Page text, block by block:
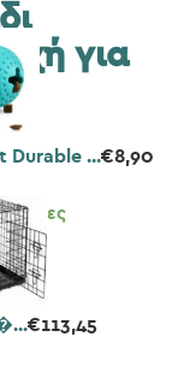
Durable ...€8,90
€113,45
για